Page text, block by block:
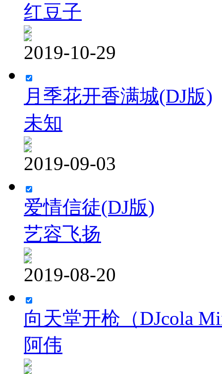
红豆子
2019-10-29
月季花开香满城(DJ版)
未知
2019-09-03
爱情信徒(DJ版)
艺容飞扬
2019-08-20
向天堂开枪（DJcola
阿伟